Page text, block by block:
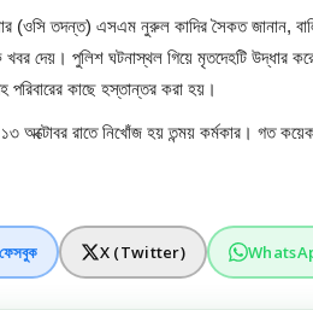
(ওসি তদন্ত) এসএম নুরুল কাদির সৈকত জানান,
খবর দেয়। পুলিশ ঘটনাস্থল গিয়ে মৃতদেহটি উদ্ধার
পরিবারের কাছে হস্তান্তর করা হয়।
অক্টোবর রাতে নিখোঁজ হয় তন্ময় কর্মকার। গত
X (Twitter)